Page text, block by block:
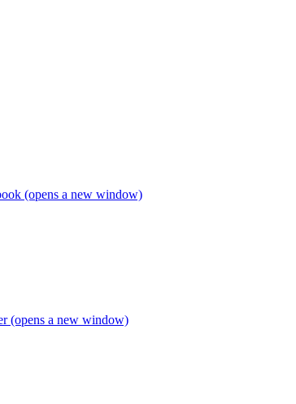
(opens a new window)
(opens a new window)